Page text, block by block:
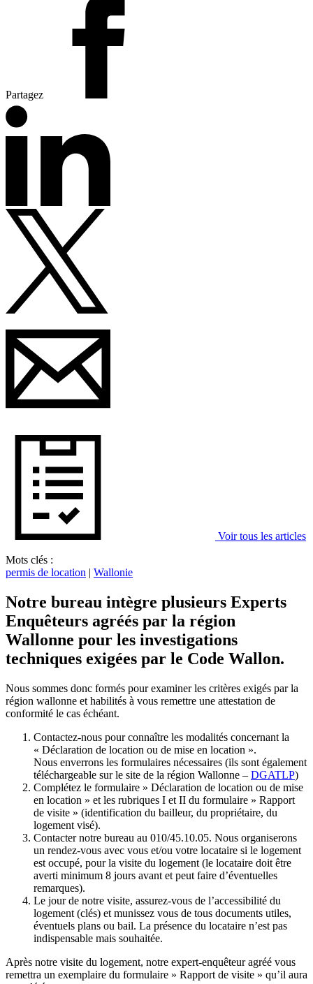
Partagez
Voir tous les articles
Mots clés :
permis de location | Wallonie
Notre bureau intègre plusieurs Experts
Enquêteurs agréés par la région
Wallonne pour les investigations
techniques exigées par le Code Wallon.
Nous sommes donc formés pour examiner les critères exigés par la
région wallonne et habilités à vous remettre une attestation de
conformité le cas échéant.
Contactez-nous pour connaître les modalités concernant la
« Déclaration de location ou de mise en location ».
Nous enverrons les formulaires nécessaires (ils sont également
téléchargeable sur le site de la région Wallonne – DGATLP)
Complétez le formulaire » Déclaration de location ou de mise
en location » et les rubriques I et II du formulaire » Rapport
de visite » (identification du bailleur, du propriétaire, du
logement visé).
Contacter notre bureau au 010/45.10.05. Nous organiserons
un rendez-vous avec vous et/ou votre locataire si le logement
est occupé, pour la visite du logement (le locataire doit être
averti minimum 8 jours avant et peut faire d’éventuelles
remarques).
Le jour de notre visite, assurez-vous de l’accessibilité du
logement (clés) et munissez vous de tous documents utiles,
éventuels plans ou bail. La présence du locataire n’est pas
indispensable mais souhaitée.
Après notre visite du logement, notre expert-enquêteur agréé vous
remettra un exemplaire du formulaire » Rapport de visite » qu’il aura